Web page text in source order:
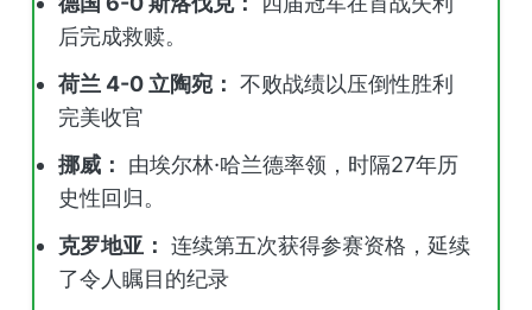
后完成救赎。
荷兰 4-0 立陶宛： 不败战绩以压倒性胜利
完美收官
挪威：
由埃尔林·哈兰德率领，时隔27年历
史性回归。
克罗地亚： 连续第五次获得参赛资格，延续
了令人瞩目的纪录